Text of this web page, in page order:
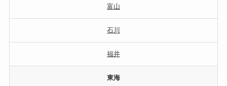
富山
石川
福井
東海